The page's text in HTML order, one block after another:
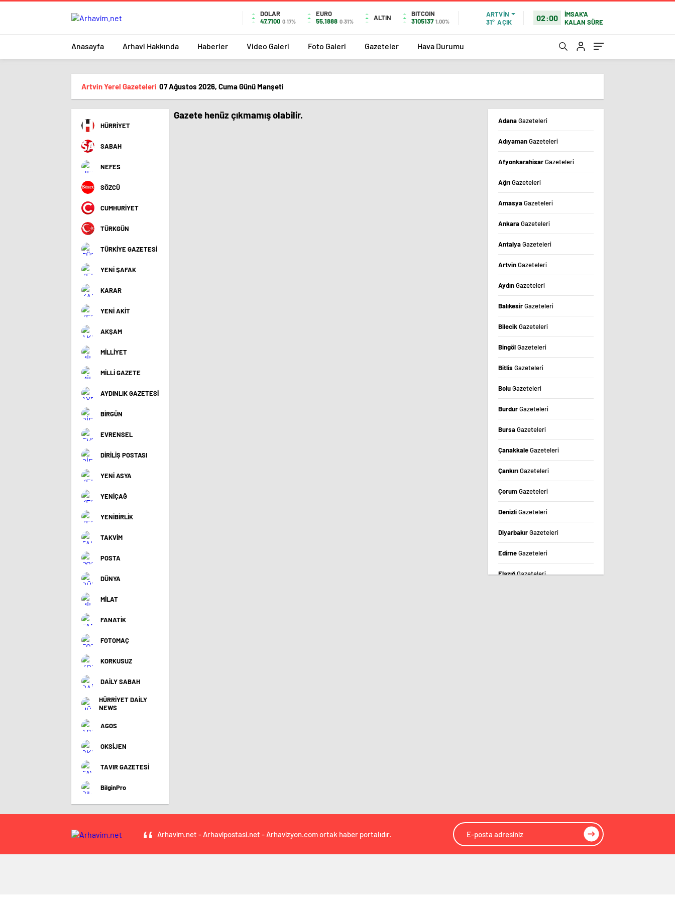
DOLAR
47,7100 0.17%
EURO
55,1888 0.31% ALTIN
BITCOIN
3105137 1,00%
ARTVIN
31° AÇIK 02:00
İMSAK'A
KALAN SÜRE
Anasayfa Arhavi Hakkında Haberler Video Galeri Foto Galeri Gazeteler Hava Durumu
Artvin Yerel Gazeteleri 07 Ağustos 2026, Cuma Günü Manşeti
HÜRRİYET
SABAH
NEFES
SÖZCÜ
CUMHURİYET
TÜRKGÜN
TÜRKİYE GAZETESİ
YENİ ŞAFAK
KARAR
YENİ AKİT
AKŞAM
MİLLİYET
MİLLİ GAZETE
AYDINLIK GAZETESİ
BİRGÜN
EVRENSEL
DİRİLİŞ POSTASI
YENİ ASYA
YENİÇAĞ
YENİBİRLİK
TAKVİM
POSTA
DÜNYA
MİLAT
FANATİK
FOTOMAÇ
KORKUSUZ
DAİLY SABAH
HÜRRİYET DAİLY
NEWS
AGOS
OKSİJEN
TAVIR GAZETESİ
BilginPro
Gazete henüz çıkmamış olabilir. AdanaGazeteleri
AdıyamanGazeteleri
AfyonkarahisarGazeteleri
AğrıGazeteleri
AmasyaGazeteleri
AnkaraGazeteleri
AntalyaGazeteleri
ArtvinGazeteleri
AydınGazeteleri
BalıkesirGazeteleri
BilecikGazeteleri
BingölGazeteleri
Bitlis Gazeteleri
BoluGazeteleri
BurdurGazeteleri
BursaGazeteleri
ÇanakkaleGazeteleri
ÇankırıGazeteleri
ÇorumGazeteleri
DenizliGazeteleri
DiyarbakırGazeteleri
EdirneGazeteleri
ElazığGazeteleri
İzmirGazeteleri
Arhavim.net - Arhavipostasi.net - Arhavizyon.com ortak haber portalıdır.